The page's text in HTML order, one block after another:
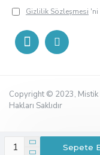
Sepete
Gizlilik Sözleşmesi 'ni
Copyright © 2023, Mistik
Hakları Saklıdır